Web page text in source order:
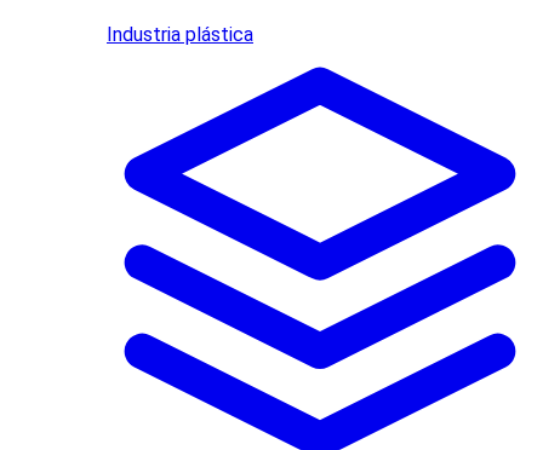
Industria plástica